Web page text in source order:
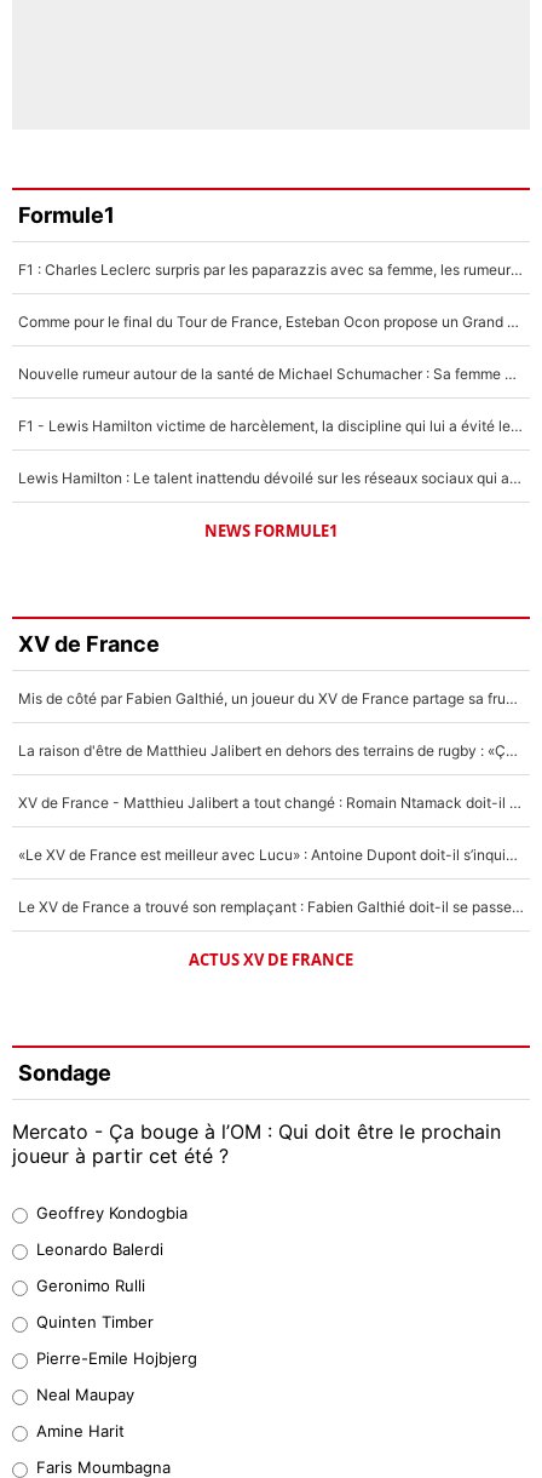
Formule1
F1 : Charles Leclerc surpris par les paparazzis avec sa femme, les rumeurs étaient vraies !
Comme pour le final du Tour de France, Esteban Ocon propose un Grand Prix de Formule 1 à Paris : «Autour de l’Arc de Triomphe, ce serait génial» !
Nouvelle rumeur autour de la santé de Michael Schumacher : Sa femme Corinna sort du silence
F1 - Lewis Hamilton victime de harcèlement, la discipline qui lui a évité le pire : «J'aurais probablement mal tourné»
Lewis Hamilton : Le talent inattendu dévoilé sur les réseaux sociaux qui a impressionné Kim Kardashian pendant leurs vacances en amoureux !
NEWS FORMULE1
XV de France
Mis de côté par Fabien Galthié, un joueur du XV de France partage sa frustration : «ils ne me l’ont pas dit tout de suite»
La raison d'être de Matthieu Jalibert en dehors des terrains de rugby : «Ça m'atteint autant que si tu touches à un membre de ma famille»
XV de France - Matthieu Jalibert a tout changé : Romain Ntamack doit-il s’inquiéter pour sa place à un an de la Coupe du monde ?
«Le XV de France est meilleur avec Lucu» : Antoine Dupont doit-il s’inquiéter pour sa place ?
Le XV de France a trouvé son remplaçant : Fabien Galthié doit-il se passer d'Antoine Dupont ?
ACTUS XV DE FRANCE
Sondage
Mercato - Ça bouge à l’OM : Qui doit être le prochain
joueur à partir cet été ?
38%
32%
4%
1%
Geoffrey Kondogbia
Leonardo Balerdi
Geronimo Rulli
Quinten Timber
Pierre-Emile Hojbjerg
Neal Maupay
Amine Harit
Faris Moumbagna